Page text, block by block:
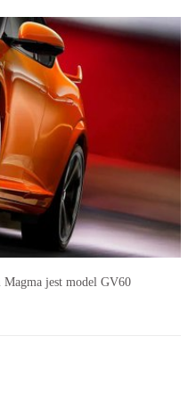
jest model GV60